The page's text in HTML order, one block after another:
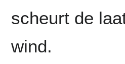
scheurt de
wind.